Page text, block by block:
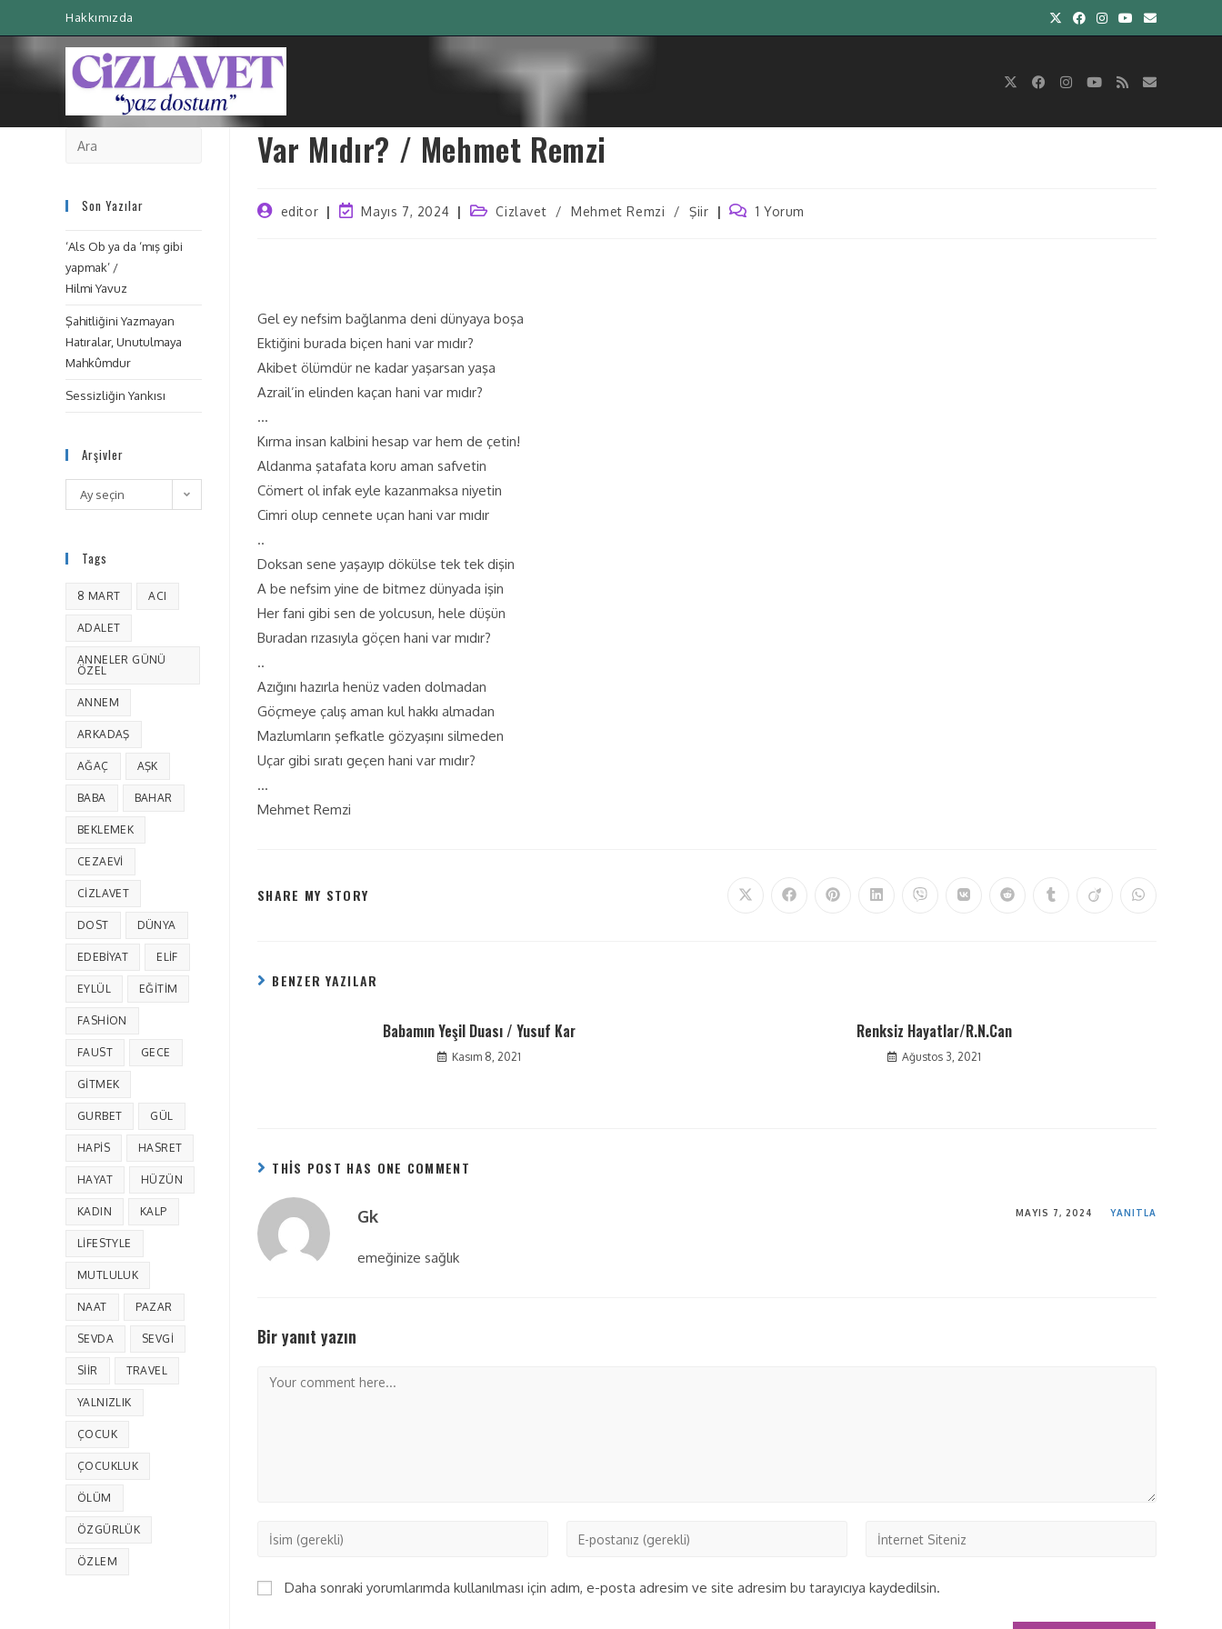
Hakkımızda
Var Mıdır? / Mehmet Remzi
editor Mayıs 7, 2024 Cizlavet / Mehmet Remzi / Şiir 1 Yorum
Gel ey nefsim bağlanma deni dünyaya boşa
Ektiğini burada biçen hani var mıdır?
Akibet ölümdür ne kadar yaşarsan yaşa
Azrail’in elinden kaçan hani var mıdır?
…
Kırma insan kalbini hesap var hem de çetin!
Aldanma şatafata koru aman safvetin
Cömert ol infak eyle kazanmaksa niyetin
Cimri olup cennete uçan hani var mıdır
..
Doksan sene yaşayıp dökülse tek tek dişin
A be nefsim yine de bitmez dünyada işin
Her fani gibi sen de yolcusun, hele düşün
Buradan rızasıyla göçen hani var mıdır?
..
Azığını hazırla henüz vaden dolmadan
Göçmeye çalış aman kul hakkı almadan
Mazlumların şefkatle gözyaşını silmeden
Uçar gibi sıratı geçen hani var mıdır?
…
Mehmet Remzi
SHARE MY STORY
BENZER YAZILAR
Babamın Yeşil Duası / Yusuf Kar
Kasım 8, 2021
Renksiz Hayatlar/R.N.Can
Ağustos 3, 2021
THIS POST HAS ONE COMMENT
Gk MAYIS 7, 2024 YANITLA
emeğinize sağlık
Bir yanıt yazın
Daha sonraki yorumlarımda kullanılması için adım, e-posta adresim ve site adresim bu tarayıcıya kaydedilsin.
Son Yazılar
‘Als Ob ya da ‘mış gibi
yapmak’ /
Hilmi Yavuz
Şahitliğini Yazmayan
Hatıralar, Unutulmaya
Mahkûmdur
Sessizliğin Yankısı
Arşivler
Ay seçin
Tags
8 MART ACI
ADALET
ANNELER GÜNÜ
ÖZEL
ANNEM
ARKADAŞ
AĞAÇ AŞK
BABA BAHAR
BEKLEMEK
CEZAEVI
CIZLAVET
DOST DÜNYA
EDEBIYAT ELIF
EYLÜL EĞITIM
FASHION
FAUST GECE
GITMEK
GURBET GÜL
HAPIS HASRET
HAYAT HÜZÜN
KADIN KALP
LIFESTYLE
MUTLULUK
NAAT PAZAR
SEVDA SEVGI
SIIR TRAVEL
YALNIZLIK
ÇOCUK
ÇOCUKLUK
ÖLÜM
ÖZGÜRLÜK
ÖZLEM